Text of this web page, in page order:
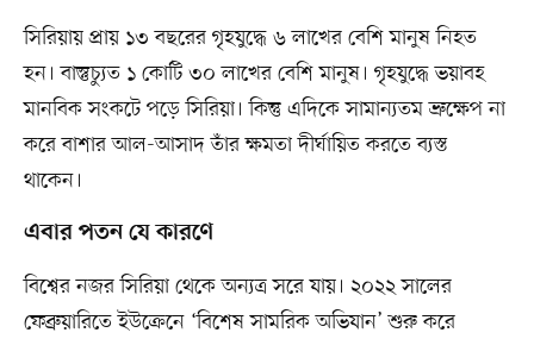
সিরিয়ায় প্রায় ১৩ বছরের গৃহযুদ্ধে ৬ লাখের বেশি মানুষ নিহত
হন। বাস্তুচ্যুত ১ কোটি ৩০ লাখের বেশি মানুষ। গৃহযুদ্ধে ভয়াবহ
মানবিক সংকটে পড়ে সিরিয়া। কিন্তু এদিকে সামান্যতম ভ্রুক্ষেপ না
করে বাশার আল-আসাদ তাঁর ক্ষমতা দীর্ঘায়িত করতে ব্যস্ত
থাকেন।
এবার পতন যে কারণে
বিশ্বের নজর সিরিয়া থেকে অন্যত্র সরে যায়। ২০২২ সালের
ফেব্রুয়ারিতে ইউক্রেনে ‘বিশেষ সামরিক অভিযান’ শুরু করে